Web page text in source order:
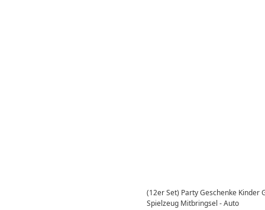
(12er Set) Party Geschenke
Spielzeug Mitbringsel - Auto